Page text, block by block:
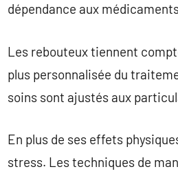
dépendance aux
Les rebouteux tiennent
plus personnalisée du
soins sont ajustés aux
En plus de ses effets
stress. Les techniques de